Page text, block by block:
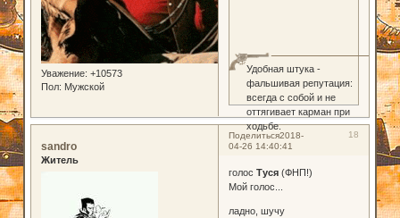
Уважение: +10573
Пол: Мужской
Удобная штука -
фальшивая репутация:
всегда с собой и не
оттягивает карман при
ходьбе.
Поделиться 18
2018-
04-26 14:40:41
sandro
Житель
голос Туся(ФНП!)
Мой голос...
ладно, шучу